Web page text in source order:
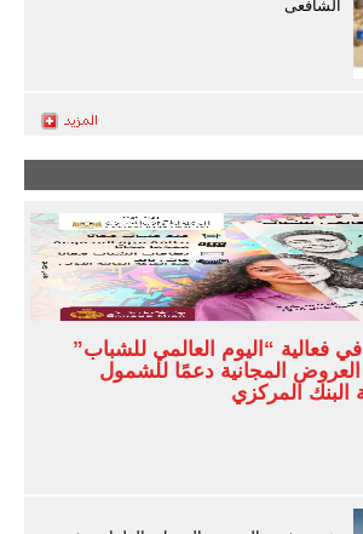
الشافعى
فعالية “اليوم العالمي للشباب”
المجانية دعمًا للشمول
البنك المركزي